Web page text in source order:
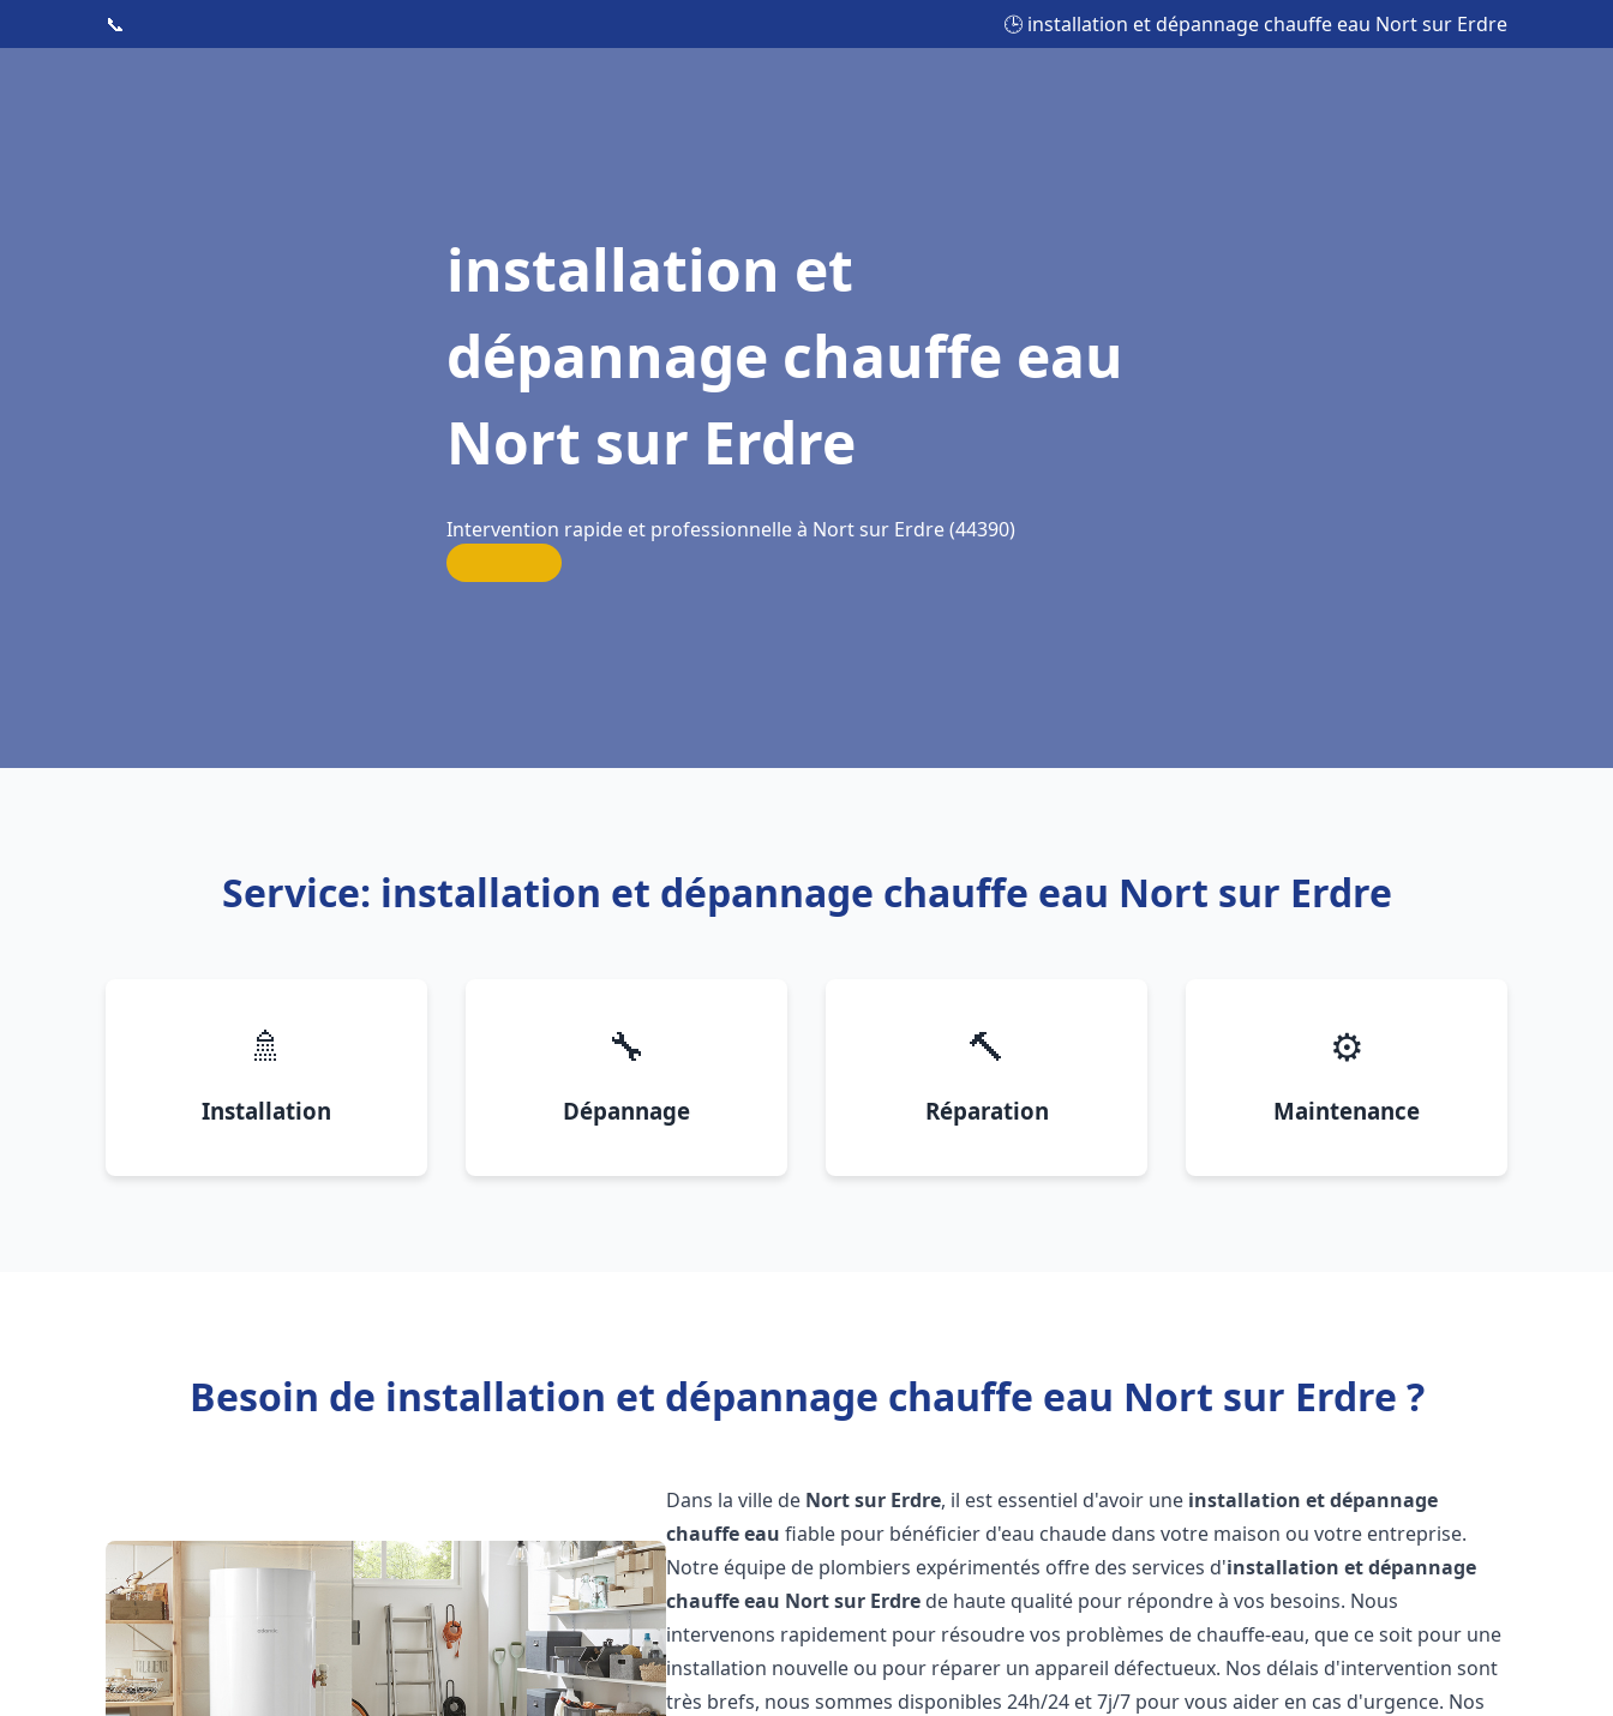
📞 🕒 installation et dépannage chauffe eau Nort sur Erdre
installation et
dépannage chauffe eau
Nort sur Erdre
Intervention rapide et professionnelle à Nort sur Erdre (44390)
Service: installation et dépannage chauffe eau Nort sur Erdre
🚿
Installation
🔧
Dépannage
🔨
Réparation
⚙️
Maintenance
Besoin de installation et dépannage chauffe eau Nort sur Erdre ?
Dans la ville de Nort sur Erdre, il est essentiel d'avoir une installation et dépannage
chauffe eau fiable pour bénéficier d'eau chaude dans votre maison ou votre entreprise.
Notre équipe de plombiers expérimentés offre des services d'installation et dépannage
chauffe eau Nort sur Erdre de haute qualité pour répondre à vos besoins. Nous
intervenons rapidement pour résoudre vos problèmes de chauffe-eau, que ce soit pour une
installation nouvelle ou pour réparer un appareil défectueux. Nos délais d'intervention sont
très brefs, nous sommes disponibles 24h/24 et 7j/7 pour vous aider en cas d'urgence. Nos